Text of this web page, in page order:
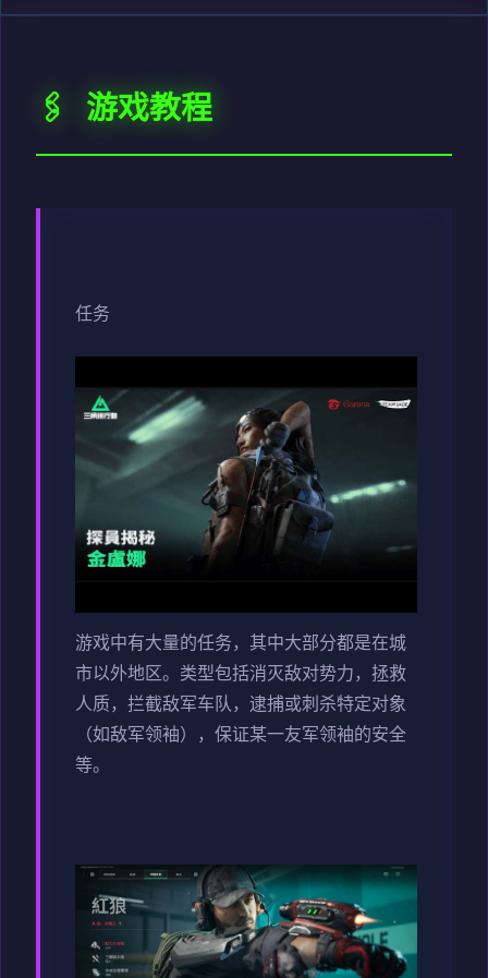
🖇️ 游戏教程
任务
游戏中有大量的任务，其中大部分都是在城
市以外地区。类型包括消灭敌对势力，拯救
人质，拦截敌军车队，逮捕或刺杀特定对象
（如敌军领袖），保证某一友军领袖的安全
等。